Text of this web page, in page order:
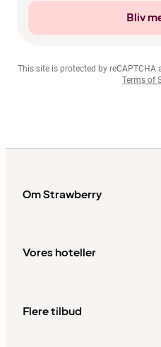
Bliv
This site is protected by reCAPTCHA
Terms of
Om Strawberry
Vores hoteller
Flere tilbud